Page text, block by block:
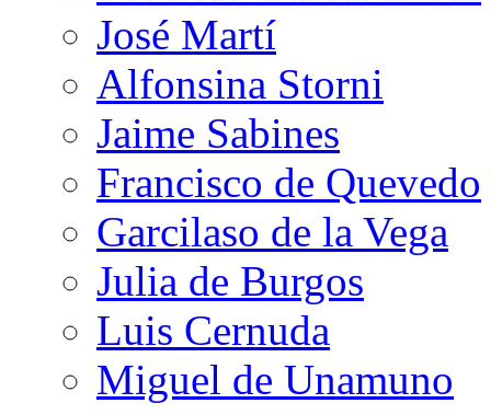
José Martí
Alfonsina Storni
Jaime Sabines
Francisco de Quevedo
Garcilaso de la Vega
Julia de Burgos
Luis Cernuda
Miguel de Unamuno